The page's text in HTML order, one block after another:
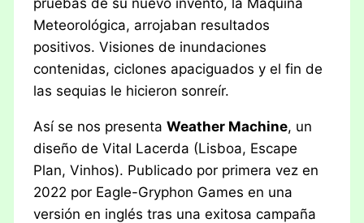
Meteorológica, arrojaban resultados
positivos. Visiones de inundaciones
contenidas, ciclones apaciguados y el fin de
las sequias le hicieron sonreír.
Así se nos presentaWeather Machine, un
diseño de Vital Lacerda (Lisboa, Escape
Plan, Vinhos). Publicado por primera vez en
2022 por Eagle-Gryphon Games en una
versión en inglés tras una exitosa campaña